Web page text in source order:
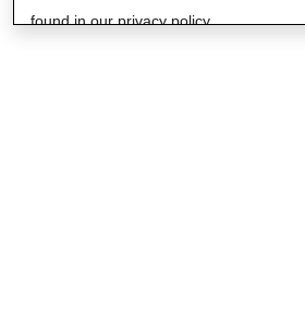
found in our privacy policy.